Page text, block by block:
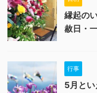
縁起の
赦日・
行事
5月と